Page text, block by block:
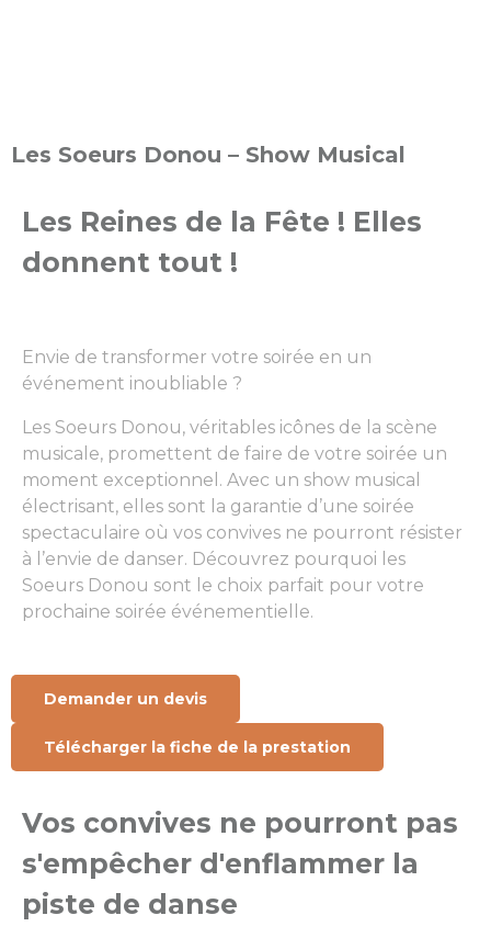
Les Soeurs Donou – Show Musical
Les Reines de la Fête ! Elles
donnent tout !
Envie de transformer votre soirée en un
événement inoubliable ?
Les Soeurs Donou, véritables icônes de la scène
musicale, promettent de faire de votre soirée un
moment exceptionnel. Avec un show musical
électrisant, elles sont la garantie d’une soirée
spectaculaire où vos convives ne pourront résister
à l’envie de danser. Découvrez pourquoi les
Soeurs Donou sont le choix parfait pour votre
prochaine soirée événementielle.
Demander un devis
Télécharger la fiche de la prestation
Vos convives ne pourront pas
s'empêcher d'enflammer la
piste de danse